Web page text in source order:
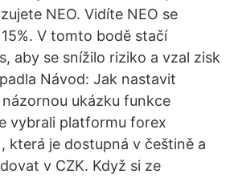
NEO. Vidíte NEO se
V tomto bodě stačí
aby se snížilo riziko a vzal zisk
Návod: Jak nastavit
ukázku funkce
vybrali platformu forex
která je dostupná v češtině a
v CZK. Když si ze